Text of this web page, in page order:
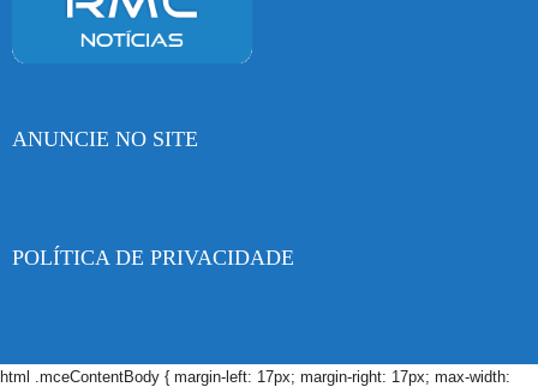
ANUNCIE NO SITE
POLÍTICA DE PRIVACIDADE
html .mceContentBody { margin-left: 17px; margin-right: 17px; max-width: